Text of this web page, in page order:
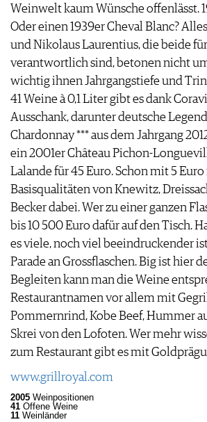
Weinwelt kaum Wünsche offenlässt.
Oder einen 1939er Cheval Blanc?
und Nikolaus Laurentius, die beide
verantwortlich sind, betonen nicht
wichtig ihnen Jahrgangstiefe und
41 Weine à 0,1 Liter gibt es dank
Ausschank, darunter deutsche
Chardonnay *** aus dem Jahrgang
ein 2001er Château Pichon-
Lalande für 45 Euro. Schon mit 5
Basisqualitäten von Knewitz,
Becker dabei. Wer zu einer ganzen
bis 10 500 Euro dafür auf den Tisch.
es viele, noch viel beeindruckender
Parade an Grossflaschen. Big ist hier
Begleiten kann man die Weine
Restaurantnamen vor allem mit
Pommernrind, Kobe Beef, Hummer
Skrei von den Lofoten. Wer mehr
zum Restaurant gibt es mit
www.grillroyal.com
2005 Weinpositionen
41 Offene Weine
11 Weinländer